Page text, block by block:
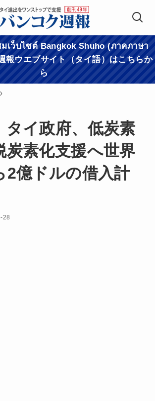
เว็บไซต์ Bangkok Shuho (ภาคภาษา
ウエブサイト（タイ語）はこちらか
ら
タイ政府、低炭素
炭素化支援へ世界
2億ドルの借入計
28